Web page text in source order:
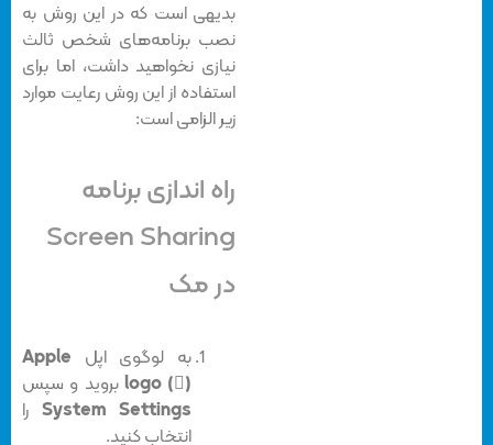
بدیهی است که در این روش به
نصب برنامه‌های شخص ثالث
نیازی نخواهید داشت، اما برای
استفاده از این روش رعایت موارد
زیر الزامی است:
راه اندازی برنامه
Screen Sharing
در مک
به لوگوی اپلApple
logo ()بروید و سپس
System Settingsرا
انتخاب کنید.